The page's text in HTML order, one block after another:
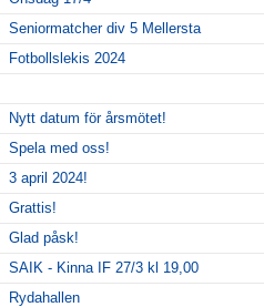
Seniormatcher div 5 Mellersta
Fotbollslekis 2024
Nytt datum för årsmötet!
Spela med oss!
3 april 2024!
Grattis!
Glad påsk!
SAIK - Kinna IF 27/3 kl 19,00
Rydahallen